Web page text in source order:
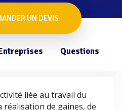
UN DEVIS
Questions
liée au travail du
réalisation de gaines, de